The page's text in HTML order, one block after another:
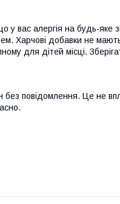
у вас алергія на будь-
Харчові добавки не
для дітей місці.
повідомлення. Це не